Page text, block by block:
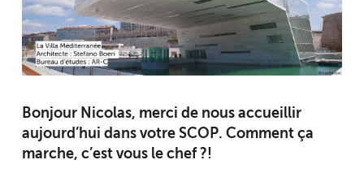
Bonjour Nicolas, merci de nous accueillir
aujourd’hui dans votre SCOP. Comment ça
marche, c’est vous le chef ?!